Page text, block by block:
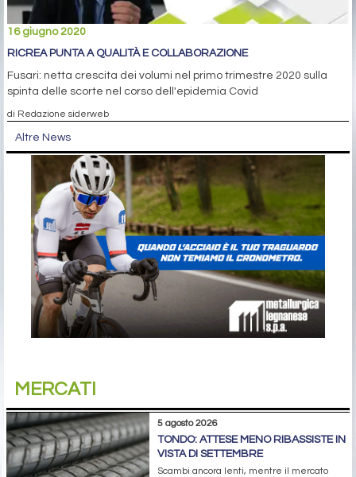
16 giugno 2020
RICREA PUNTA A QUALITÀ E COLLABORAZIONE
Fusari: netta crescita dei volumi nel primo trimestre 2020 sulla
spinta delle scorte nel corso dell'epidemia Covid
di Redazione siderweb
Altre News
MERCATI
5 agosto 2026
TONDO: ATTESE MENO RIBASSISTE IN
VISTA DI SETTEMBRE
Scambi ancora lenti, mentre il mercato